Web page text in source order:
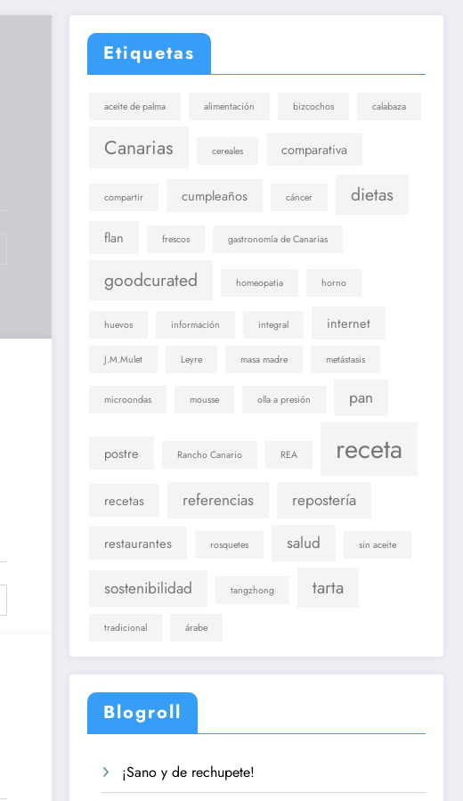
Etiquetas
aceite de palma alimentación bizcochos calabaza
Canarias cereales comparativa
compartir cumpleaños cáncer dietas
flan frescos gastronomía de Canarias
goodcurated homeopatia horno
huevos información integral internet
J.M.Mulet Leyre masa madre metástasis
microondas mousse olla a presión pan
postre Rancho Canario REA receta
recetas referencias repostería
restaurantes rosquetes salud sin aceite
sostenibilidad tangzhong tarta
tradicional árabe
Blogroll
¡Sano y de rechupete!